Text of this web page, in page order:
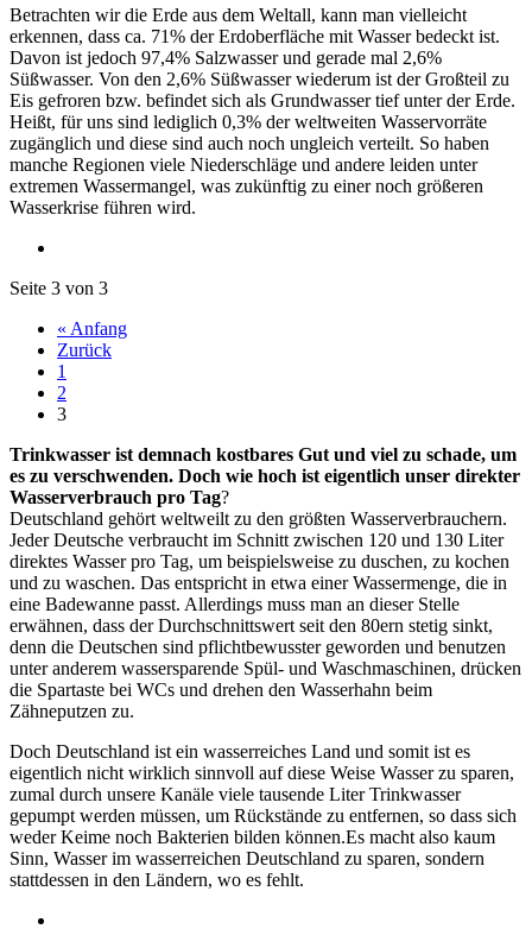
Betrachten wir die Erde aus dem Weltall, kann man vielleicht
erkennen, dass ca. 71% der Erdoberfläche mit Wasser bedeckt ist.
Davon ist jedoch 97,4% Salzwasser und gerade mal 2,6%
Süßwasser. Von den 2,6% Süßwasser wiederum ist der Großteil zu
Eis gefroren bzw. befindet sich als Grundwasser tief unter der Erde.
Heißt, für uns sind lediglich 0,3% der weltweiten Wasservorräte
zugänglich und diese sind auch noch ungleich verteilt. So haben
manche Regionen viele Niederschläge und andere leiden unter
extremen Wassermangel, was zukünftig zu einer noch größeren
Wasserkrise führen wird.
Seite 3 von 3
« Anfang
Zurück
1
2
3
Trinkwasser ist demnach kostbares Gut und viel zu schade, um
es zu verschwenden. Doch wie hoch ist eigentlich unser direkter
Wasserverbrauch pro Tag?
Deutschland gehört weltweilt zu den größten Wasserverbrauchern.
Jeder Deutsche verbraucht im Schnitt zwischen 120 und 130 Liter
direktes Wasser pro Tag, um beispielsweise zu duschen, zu kochen
und zu waschen. Das entspricht in etwa einer Wassermenge, die in
eine Badewanne passt. Allerdings muss man an dieser Stelle
erwähnen, dass der Durchschnittswert seit den 80ern stetig sinkt,
denn die Deutschen sind pflichtbewusster geworden und benutzen
unter anderem wassersparende Spül- und Waschmaschinen, drücken
die Spartaste bei WCs und drehen den Wasserhahn beim
Zähneputzen zu.
Doch Deutschland ist ein wasserreiches Land und somit ist es
eigentlich nicht wirklich sinnvoll auf diese Weise Wasser zu sparen,
zumal durch unsere Kanäle viele tausende Liter Trinkwasser
gepumpt werden müssen, um Rückstände zu entfernen, so dass sich
weder Keime noch Bakterien bilden können.Es macht also kaum
Sinn, Wasser im wasserreichen Deutschland zu sparen, sondern
stattdessen in den Ländern, wo es fehlt.